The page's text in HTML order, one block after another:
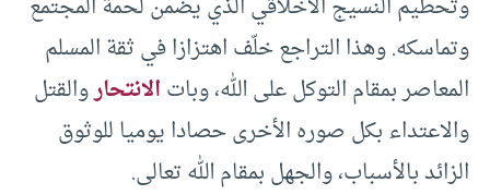
وتماسكه. وهذا التراجع خلّف اهتزازا في ثقة المسلم
المعاصر بمقام التوكل على الله، وباتالانتحاروالقتل
والاعتداء بكل صوره الأخرى حصادا يوميا للوثوق
الزائد بالأسباب، والجهل بمقام الله تعالى.